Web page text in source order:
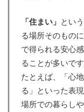
「住まい」
とい
る場所そのもの
で得られる安心
ることが多いです
たとえば、「心
る」といった表
場所での暮らし